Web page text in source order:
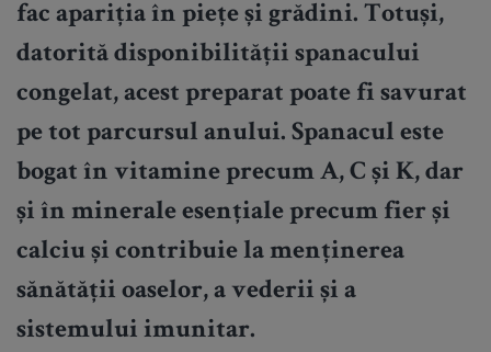
fac apariția în piețe și grădini. Totuși,
datorită disponibilității spanacului
congelat, acest preparat poate fi savurat
pe tot parcursul anului. Spanacul este
bogat în vitamine precum A, C și K, dar
și în minerale esențiale precum fier și
calciu și contribuie la menținerea
sănătății oaselor, a vederii și a
sistemului imunitar.